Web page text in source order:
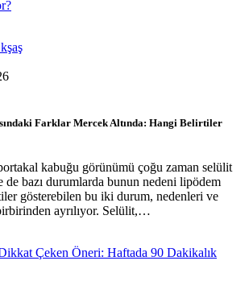
Farklar Mercek Altında: Hangi Belirtiler
kabuğu görünümü çoğu zaman selülit
de bazı durumlarda bunun nedeni lipödem
gösterebilen bu iki durum, nedenleri ve
ayrılıyor. Selülit,…